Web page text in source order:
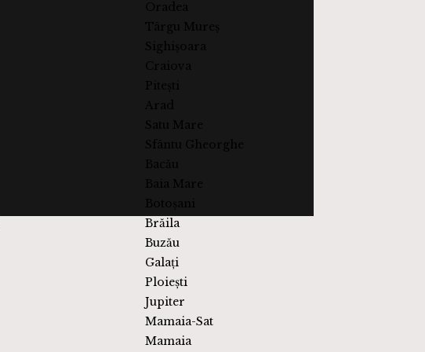
Brăila
Buzău
Galați
Ploiești
Jupiter
Mamaia-Sat
Mamaia